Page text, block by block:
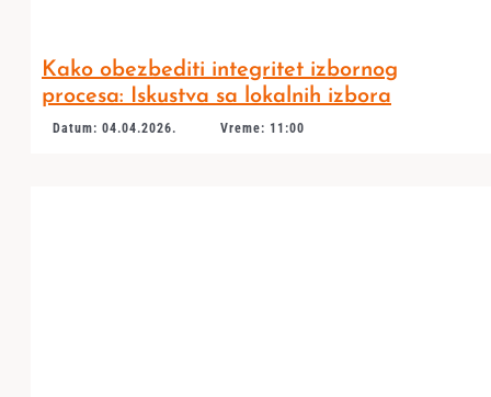
Kako obezbediti integritet izbornog
procesa: Iskustva sa lokalnih izbora
Datum: 04.04.2026. Vreme: 11:00